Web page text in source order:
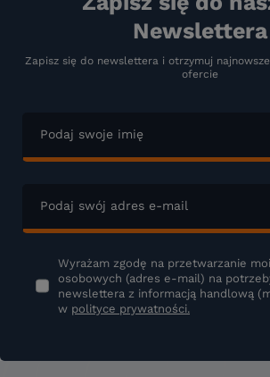
Newslettera
Zapisz się do newslettera i otrzymuj
ofercie
Podaj swoje imię
Podaj swój adres e-mail
Wyrażam zgodę na przetwarzanie
osobowych (adres e-mail) na
newslettera z informacją handlową
w polityce prywatności.